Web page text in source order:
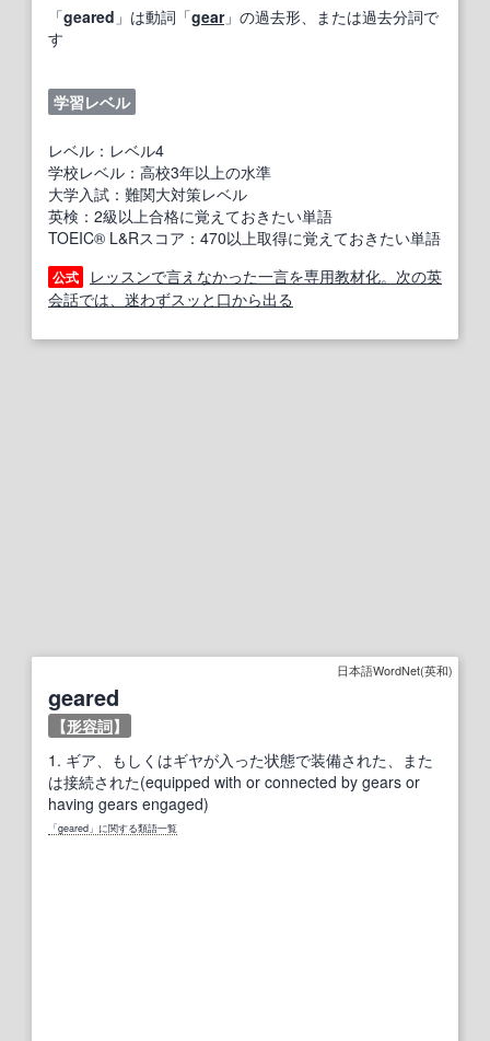
「geared 」は動詞「gear」の過去形、または過去分詞で
す
学習レベル
レベル：レベル4
学校レベル：高校3年以上の水準
大学入試：難関大対策レベル
英検：2級以上合格に覚えておきたい単語
TOEIC® L&Rスコア：470以上取得に覚えておきたい単語
公式
レッスンで言えなかった一言を専用教材化。次の英
会話では、迷わずスッと口から出る
日本語WordNet(英和)
geared
【形容詞】
1. ギア、もしくはギヤが入った状態で装備された、また
は接続された(equipped with or connected by gears or
having gears engaged)
「geared」に関する類語一覧